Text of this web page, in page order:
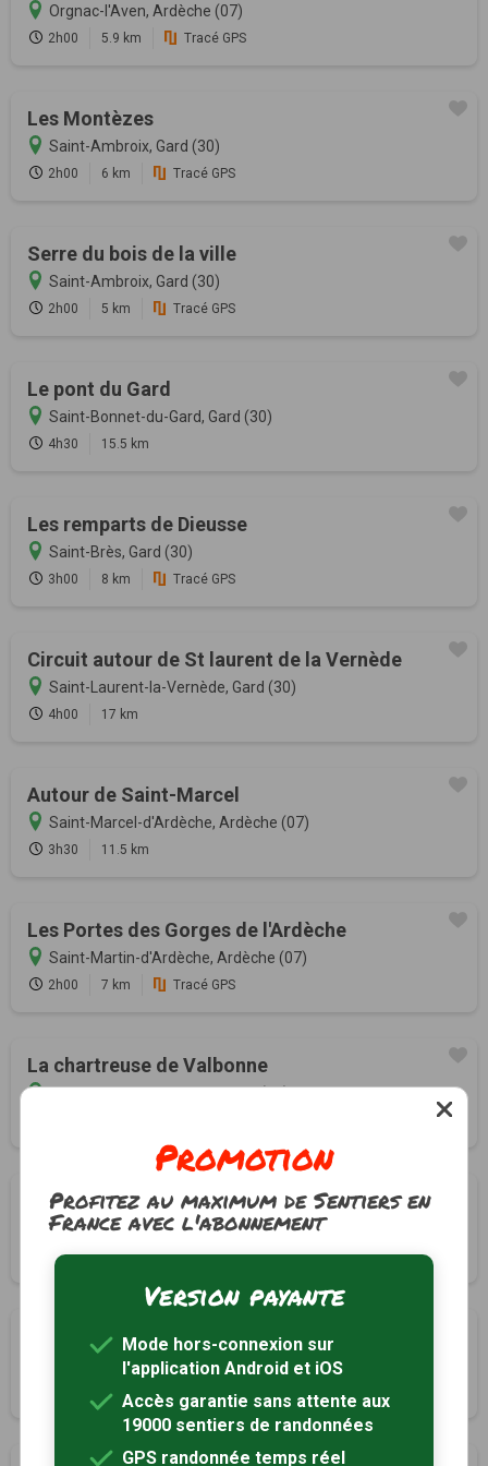
Orgnac-l'Aven, Ardèche (07)
2h00 5.9 km Tracé GPS
Les Montèzes
Saint-Ambroix, Gard (30)
2h00 6 km Tracé GPS
Serre du bois de la ville
Saint-Ambroix, Gard (30)
2h00 5 km Tracé GPS
Le pont du Gard
Saint-Bonnet-du-Gard, Gard (30)
4h30 15.5 km
Les remparts de Dieusse
Saint-Brès, Gard (30)
3h00 8 km Tracé GPS
Circuit autour de St laurent de la Vernède
Saint-Laurent-la-Vernède, Gard (30)
4h00 17 km
Autour de Saint-Marcel
Saint-Marcel-d'Ardèche, Ardèche (07)
3h30 11.5 km
Les Portes des Gorges de l'Ardèche
Saint-Martin-d'Ardèche, Ardèche (07)
2h00 7 km Tracé GPS
La chartreuse de Valbonne
Saint-Paulet-de-Caisson, Gard (30)
Serre de Barres
Saint-Remèze, Ardèche (07)
4h40 14.1 km Tracé GPS
Les Gorges du Gard 2
Sainte-Anastasie, Gard (30)
14 km
Promotion
Profitez au maximum de Sentiers en
France avec l'abonnement
Version payante
Mode hors-connexion sur
l'application Android et iOS
Accès garantie sans attente aux
19000 sentiers de randonnées
GPS randonnée temps réel